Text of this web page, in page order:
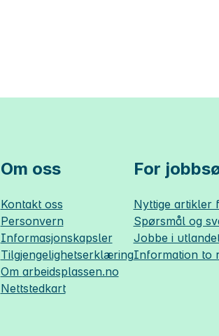
Om oss
Kontakt oss
Personvern
Informasjonskapsler
Tilgjengelighetserklæring
Om arbeidsplassen.no
Nettstedkart
For
Nyttige artikler
Spørsmål og
Jobbe i
Information to